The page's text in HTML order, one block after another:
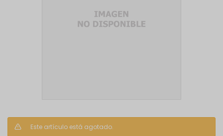
Este artículo está agotado.